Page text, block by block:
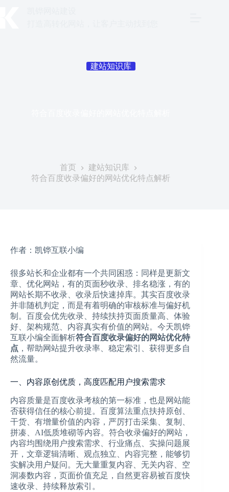
建站知识库
首页
建站知识库
符合百度收录偏好的网站优化特点解析
作者：凯铧互联小编
很多站长和企业都有一个共同困惑：同样是更新文
章、优化网站，有的页面秒收录、排名稳涨，有的
网站长期不收录、收录后快速掉库。其实百度收录
并非随机判定，而是有着明确的审核标准与偏好机
制。百度会优先收录、持续扶持页面质量高、体验
好、架构规范、内容真实有价值的网站。今天凯铧
互联小编全面解析符合百度收录偏好的网站优化特
点 ，帮助网站提升收录率、稳定索引、获得更多自
然流量。
一、内容原创优质，高度匹配用户搜索需求
内容质量是百度收录考核的第一标准，也是网站能
否获得信任的核心前提。百度算法重点扶持原创、
干货、有增量价值的内容，严厉打击采集、复制、
拼凑、AI低质堆砌等内容。符合收录偏好的网站，
内容均围绕用户搜索需求、行业痛点、实操问题展
开，文章逻辑清晰、观点独立、内容完整，能够切
实解决用户疑问。无大量重复内容、无关内容、空
洞凑数内容，页面价值充足，自然更容易被百度快
速收录、持续释放索引。